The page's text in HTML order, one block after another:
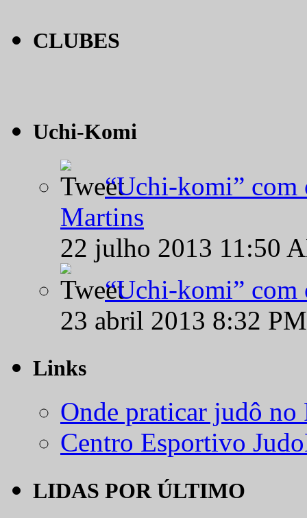
CLUBES
Uchi-Komi
“Uchi-komi” com
Martins
22 julho 2013 11:50
“Uchi-komi” com
23 abril 2013 8:32
Links
Onde praticar judô
Centro Esportivo
LIDAS POR ÚLTIMO